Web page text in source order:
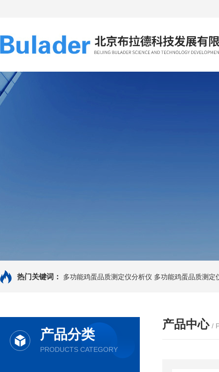
热门关键词： 多功能鸡蛋品质测定仪分析仪 多功能鸡蛋品质测定
产品分类
PRODUCTS CATEGORY
产品中心 /